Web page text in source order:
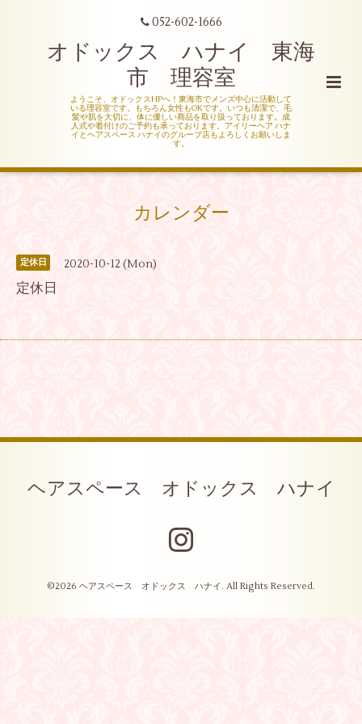
052-602-1666
オドックス ハナイ 東海
市 理容室
ようこそ、オドックスHPへ！東海市でメンズ中心に活動して
いる理容室です。もちろん女性もOKです。いつも清潔で、毛
髪や肌を大切に、体に優しい商品を取り扱っております。成
人式や着付けのご予約も承っております。アイリーヘア ハナ
イとヘアスペース ハナイのグループ店もよろしくお願いしま
す。
カレンダー
定休日 2020-10-12 (Mon)
定休日
ヘアスペース オドックス ハナイ
©2026 ヘアスペース オドックス ハナイ . All Rights Reserved.